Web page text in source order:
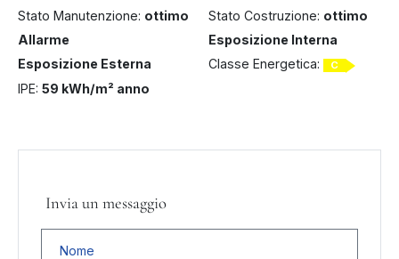
Stato Manutenzione: ottimo Stato Costruzione: ottimo
Allarme
Esposizione Interna
Esposizione Esterna
Classe Energetica: C
IPE: 59 kWh/m² anno
Invia un messaggio